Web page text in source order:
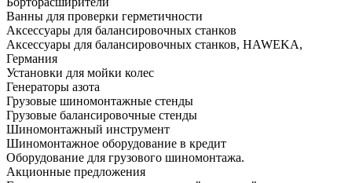
Ванны для проверки герметичности
Аксессуары для балансировочных станков
Аксессуары для балансировочных станков, HAWEKA,
Германия
Установки для мойки колес
Генераторы азота
Грузовые шиномонтажные стенды
Грузовые балансировочные стенды
Шиномонтажный инструмент
Шиномонтажное оборудование в кредит
Оборудование для грузового шиномонтажа.
Акционные предложения